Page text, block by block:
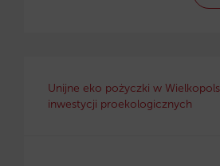
Unijne eko pożyczki w
inwestycji proekologicznych